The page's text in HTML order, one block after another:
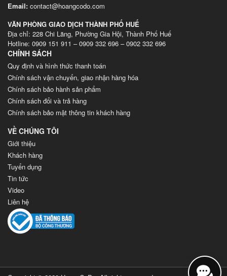
Email: contact@hoangcodo.com
VĂN PHÒNG GIAO DỊCH THÀNH PHỐ HUẾ
Địa chỉ: 228 Chi Lăng, Phường Gia Hội, Thành Phố Huế
Hotline: 0909 151 911 – 0909 332 696 – 0902 332 696
CHÍNH SÁCH
Quy định và hình thức thanh toán
Chính sách vận chuyển, giao nhận hàng hóa
Chính sách bảo hành sản phẩm
Chính sách đổi và trả hàng
Chính sách bảo mật thông tin khách hàng
VỀ CHÚNG TÔI
Giới thiệu
Khách hàng
Tuyển dụng
Tin tức
Video
Liên hệ